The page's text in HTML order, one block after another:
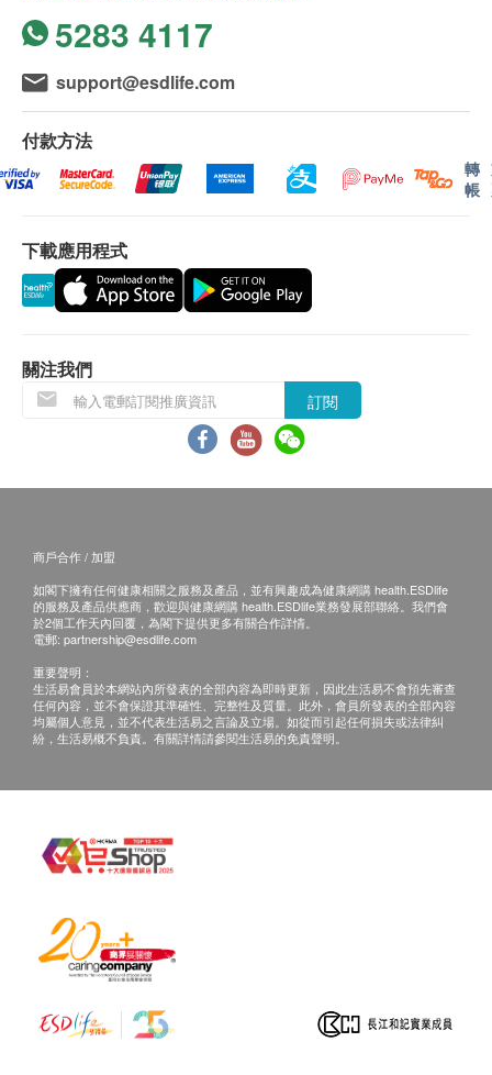
(2) 沒有家長或監護人陪同者
由其他成年人陪同到中心，出示已簽署的同意書及
簽署者的身份證明文件副本，經核實無誤後可提供
服務。
B.16歳至未滿18歲者：
客人自行到中心，出示已簽署的同意書及簽署者的
身份證明文件副本核實無誤後可提供服務。
12個月內(由確認付款日期起計)接受有關檢查，客
戶需提前1個月預約相關檢查，逾期作廢。
所有疫苗都必須經過評估才可注射，如有需要，醫生
亦會在場解答問題及提供協助。如醫生認為不適合注
下午2時至6時)。
a. 醫生講解報告只限旺角分店，若有需要請聯
絡旺角分店查詢。
b. 如果客戶已完成電話或面解服務，若再要求
一律作銷毀處理及不會存底，客戶如需額外索取
費。注意：複印本報告未必完整。
d. 客人需自行承擔郵寄報告之風險。
e. 所有身體檢查並非作為醫務診斷或治療用
請向美邦查詢。
5283 4117
support@esdlife.com
付款方法
轉
帳
下載應用程式
關注我們
訂閱
商戶合作 / 加盟
如閣下擁有任何健康相關之服務及產品，並有興趣成為健康網購 health.ESDlife
的服務及產品供應商，歡迎與健康網購 health.ESDlife業務發展部聯絡。我們會
於2個工作天內回覆，為閣下提供更多有關合作詳情。
電郵: partnership@esdlife.com
重要聲明：
生活易會員於本網站內所發表的全部內容為即時更新，因此生活易不會預先審查
任何內容，並不會保證其準確性、完整性及質量。此外，會員所發表的全部內容
均屬個人意見，並不代表生活易之言論及立場。如從而引起任何損失或法律糾
紛，生活易概不負責。有關詳情請參閱生活易的免責聲明。